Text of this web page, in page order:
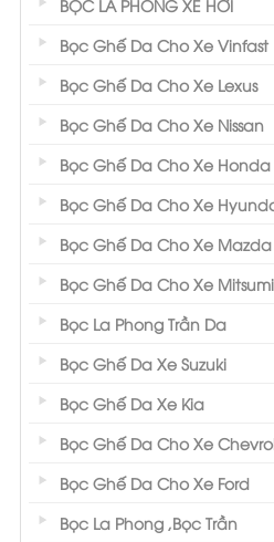
BỌC LA PHONG XE HƠI
Bọc Ghế Da Cho Xe Vinfast
Bọc Ghế Da Cho Xe Lexus
Bọc Ghế Da Cho Xe Nissan
Bọc Ghế Da Cho Xe Honda
Bọc Ghế Da Cho Xe
Bọc Ghế Da Cho Xe Mazda
Bọc Ghế Da Cho Xe
Bọc La Phong Trần Da
Bọc Ghế Da Xe Suzuki
Bọc Ghế Da Xe Kia
Bọc Ghế Da Cho Xe
Bọc Ghế Da Cho Xe Ford
Bọc La Phong ,Bọc Trần